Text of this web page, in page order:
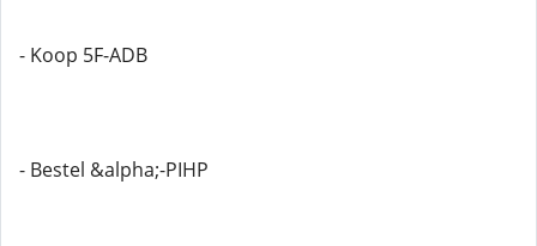
- Koop 5F-ADB
- Bestel &alpha;-PIHP